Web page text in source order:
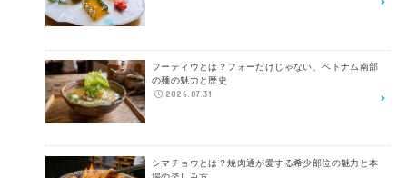
フーティウとは？フォーだけじゃない、ベトナム南部
の麺の魅力と歴史
2026.07.31
シマチョウとは？焼肉通が愛する希少部位の魅力と本